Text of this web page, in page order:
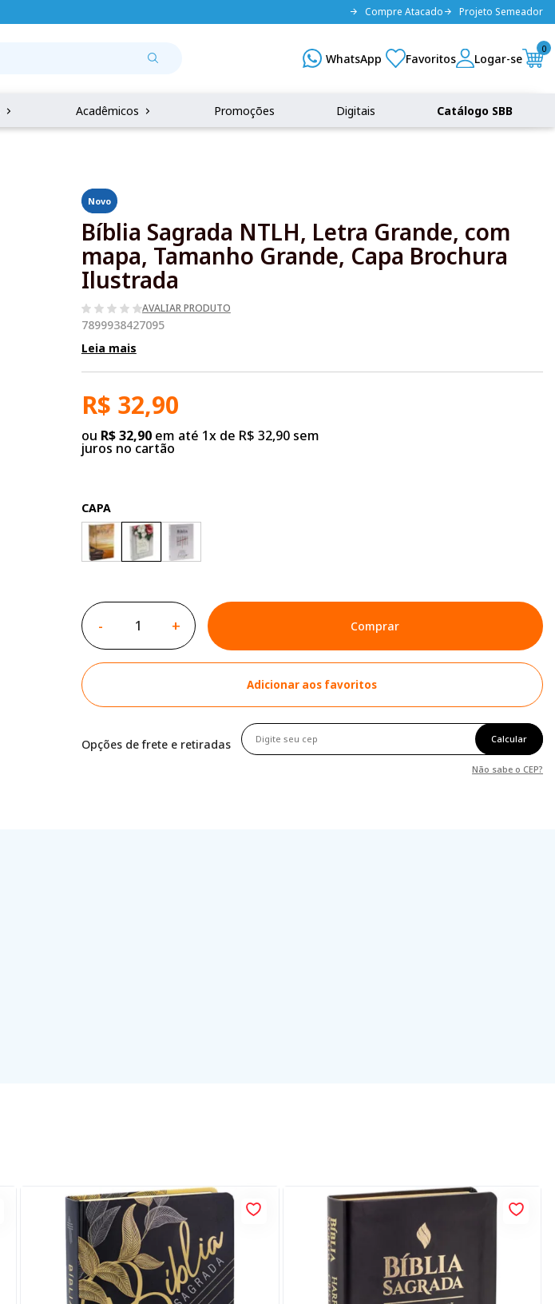
Compre Atacado Projeto Semeador
0
Acadêmicos Promoções Digitais Catálogo SBB
Novo
Bíblia Sagrada NTLH, Letra Grande, com
mapa, Tamanho Grande, Capa Brochura
Ilustrada
AVALIAR PRODUTO
7899938427095
Leia mais
R$ 32,90
ou R$ 32,90em até 1x de R$ 32,90 sem
juros no cartão
CAPA
- + Comprar
Adicionar aos favoritos
Opções de frete e retiradas Calcular
Não sabe o CEP?